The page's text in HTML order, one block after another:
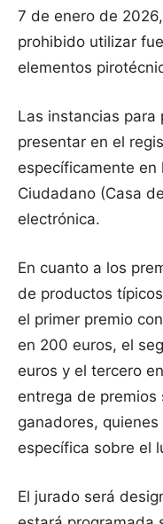
7 de enero de
prohibido utilizar
elementos
Las instancias para
presentar en el
específicamente en
Ciudadano (Casa
electrónica.
En cuanto a los
de productos
el primer premio
en 200 euros, el
euros y el tercero
entrega de premios
ganadores,
específica sobre el
El jurado será